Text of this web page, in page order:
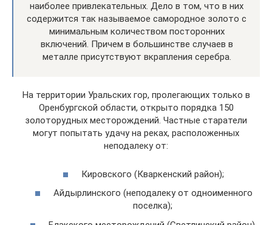
наиболее привлекательных. Дело в том, что в них
содержится так называемое самородное золото с
минимальным количеством посторонних
включений. Причем в большинстве случаев в
металле присутствуют вкрапления серебра.
На территории Уральских гор, пролегающих только в
Оренбургской области, открыто порядка 150
золоторудных месторождений. Частные старатели
могут попытать удачу на реках, расположенных
неподалеку от:
Кировского (Кваркенский район);
Айдырлинского (неподалеку от одноименного
поселка);